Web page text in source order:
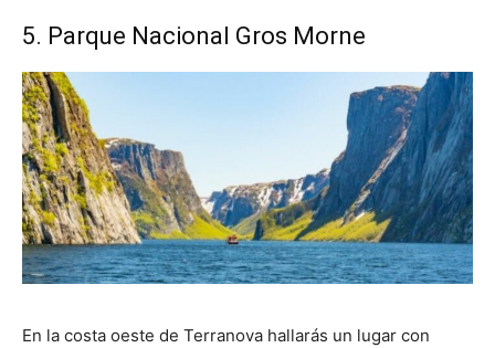
5. Parque Nacional Gros Morne
En la costa oeste de Terranova hallarás un lugar con